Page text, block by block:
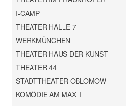
I-CAMP
THEATER HALLE 7
WERKMÜNCHEN
THEATER HAUS DER KUNST
THEATER 44
STADTTHEATER OBLOMOW
KOMÖDIE AM MAX II